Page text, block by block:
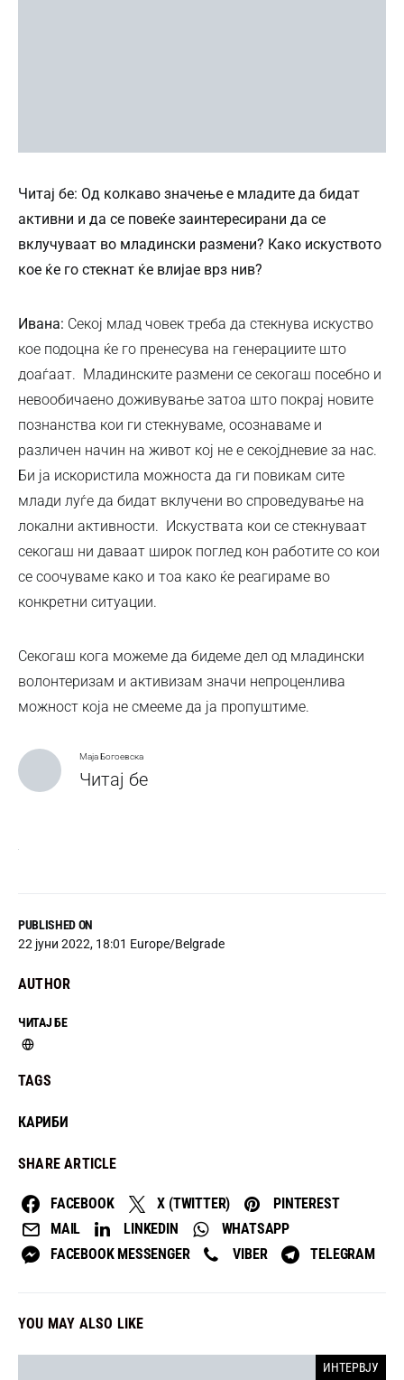
PUBLISHED ON
22 јуни 2022, 18:01 Europe/Belgrade
AUTHOR
ЧИТАЈ БЕ
TAGS
КАРИБИ
SHARE ARTICLE
FACEBOOK X (TWITTER)
PINTEREST
MAIL
LINKEDIN
WHATSAPP
FACEBOOK MESSENGER
VIBER TELEGRAM
Читај бе: Од колкаво значење е младите да бидат
активни и да се повеќе заинтересирани да се
вклучуваат во младински размени? Како искуството
кое ќе го стекнат ќе влијае врз нив?
Ивана: Секој млад човек треба да стекнува искуство
кое подоцна ќе го пренесува на генерациите што
доаѓаат. Младинските размени се секогаш посебно и
невообичаено доживување затоа што покрај новите
познанства кои ги стекнуваме, осознаваме и
различен начин на живот кој не е секојдневие за нас.
Би ја искористила можноста да ги повикам сите
млади луѓе да бидат вклучени во спроведување на
локални активности. Искуствата кои се стекнуваат
секогаш ни даваат широк поглед кон работите со кои
се соочуваме како и тоа како ќе реагираме во
конкретни ситуации.
Секогаш кога можеме да бидеме дел од младински
волонтеризам и активизам значи непроценлива
можност која не смееме да ја пропуштиме.
Маја Богоевска
Читај бе
YOU MAY ALSO LIKE
ИНТЕРВЈУ